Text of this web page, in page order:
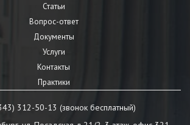
Статьи
Вопрос-ответ
Документы
Услуги
Контакты
Практики
312-50-13 (звонок бесплатный)